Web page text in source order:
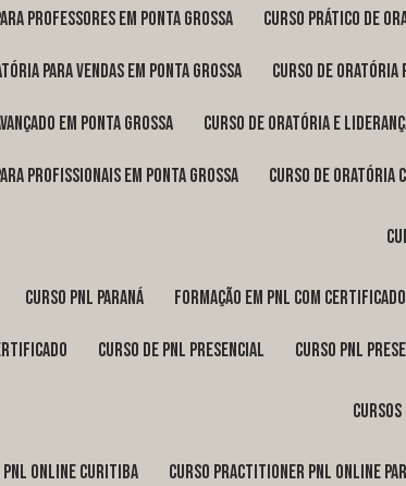
professores em Ponta Grossa curso prático de
para vendas em Ponta Grossa curso de oratória
em Ponta Grossa curso de oratória e
profissionais em Ponta Grossa curso de oratória
curso pnl Paraná formação em pnl com certificado
curso de pnl presencial curso pnl
online Curitiba curso practitioner pnl online